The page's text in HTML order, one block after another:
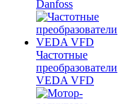
Danfoss
Частотные
преобразователи
VEDA VFD